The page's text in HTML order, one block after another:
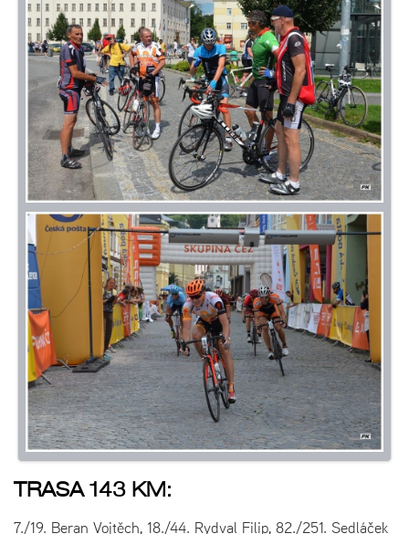
TRASA 143 KM:
7./19. Beran Vojtěch, 18./44. Rydval Filip, 82./251. Sedláček